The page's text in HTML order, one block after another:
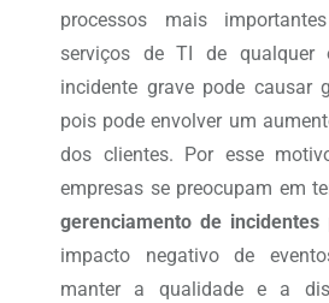
processos mais
serviços de TI de qualquer
incidente grave pode causar
pois pode envolver um
dos clientes. Por esse
empresas se preocupam em
gerenciamento de incidentes
impacto negativo de
manter a qualidade e a